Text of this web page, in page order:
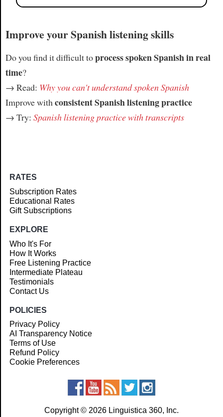
Improve your Spanish listening skills
Do you find it difficult toprocess spoken Spanish in real
time?
→ Read: Why you can't understand spoken Spanish
Improve with consistent Spanish listening practice
→ Try: Spanish listening practice with transcripts
RATES
Subscription Rates
Educational Rates
Gift Subscriptions
EXPLORE
Who It's For
How It Works
Free Listening Practice
Intermediate Plateau
Testimonials
Contact Us
POLICIES
Privacy Policy
AI Transparency Notice
Terms of Use
Refund Policy
Cookie Preferences
Copyright © 2026 Linguistica 360, Inc.